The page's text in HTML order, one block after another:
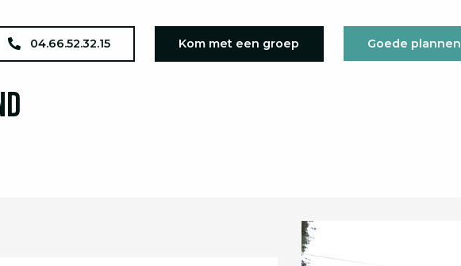
04.66.52.32.15 Kom met een groep Goede plannen